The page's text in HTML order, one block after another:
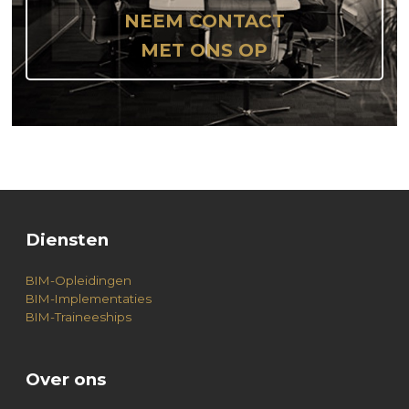
NEEM CONTACT
MET ONS OP
Diensten
BIM-Opleidingen
BIM-Implementaties
BIM-Traineeships
Over ons